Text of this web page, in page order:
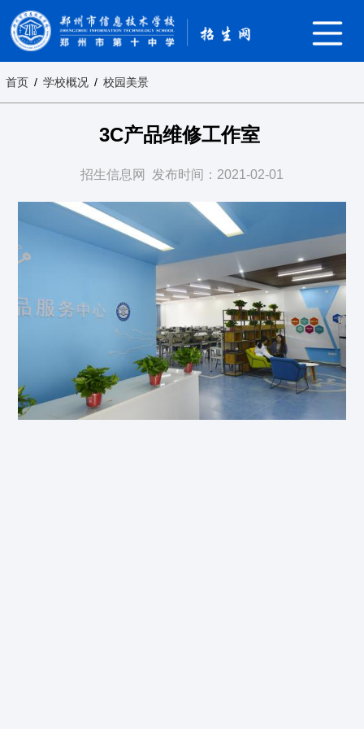
首页 / 学校概况 / 校园美景
3C产品维修工作室 ​
招生信息网 发布时间：2021-02-01